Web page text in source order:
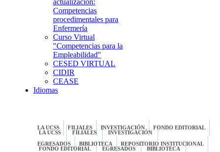
actualización:
Competencias
procedimentales para
Enfermería
Curso Virtual
"Competencias para la
Empleabilidad"
CESED VIRTUAL
CIDIR
CEASE
Idiomas
LA UCSS FILIALES INVESTIGACIÓN FONDO EDITORIAL
EGRESADOS BIBLIOTECA REPOSITORIO INSTITUCIONAL
LA UCSS FILIALES INVESTIGACIÓN
FONDO EDITORIAL EGRESADOS BIBLIOTECA